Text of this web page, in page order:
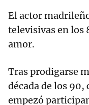
El actor
televisivas en los
amor.
Tras prodigarse
década de los
empezó